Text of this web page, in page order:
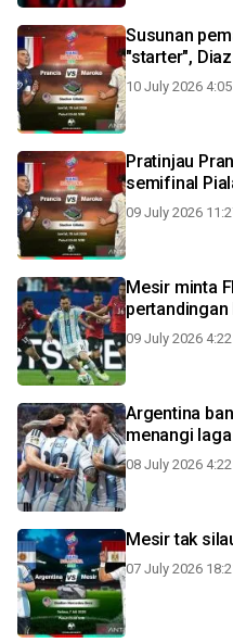
Susunan
"starter",
10 July 2026
Pratinjau
semifinal
09 July 2026
Mesir minta
09 July 2026
Argentina
menangi
08 July 2026
Mesir tak
07 July 2026